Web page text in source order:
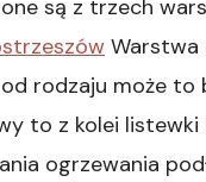
są z trzech
Warstwa
rodzaju może to
to z kolei listewki
ogrzewania